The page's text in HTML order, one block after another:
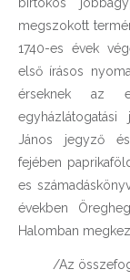
megszokott
1740-es évek
első írásos
érseknek az
János jegyző és
fejében
es
években
Halomban
/Az